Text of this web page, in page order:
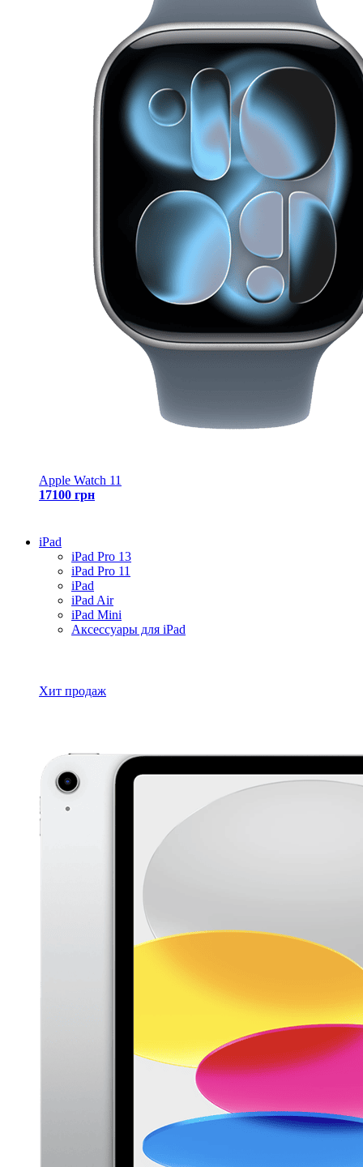
Apple Watch 11
17100 грн
iPad
iPad Pro 13
iPad Pro 11
iPad
iPad Air
iPad Mini
Аксессуары для iPad
Хит продаж